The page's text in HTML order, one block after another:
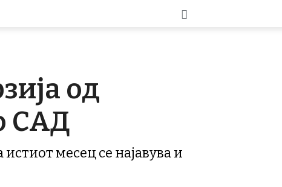
од
САД
месец се најавува и